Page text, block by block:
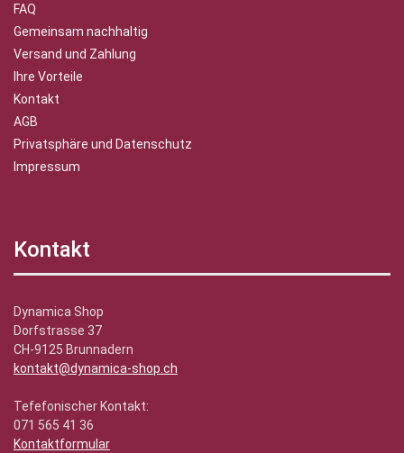
FAQ
Gemeinsam nachhaltig
Versand und Zahlung
Ihre Vorteile
Kontakt
AGB
Privatsphäre und Datenschutz
Impressum
Kontakt
Dynamica Shop
Dorfstrasse 37
CH-9125 Brunnadern
kontakt@dynamica-shop.ch
Tefefonischer Kontakt:
071 565 41 36
Kontaktformular